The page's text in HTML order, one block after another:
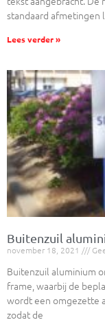
standaard afmetingen
Lees verder »
Buitenzuil
november 18, 2021
Buitenzuil aluminium
frame, waarbij de
wordt een omgezette
zodat de